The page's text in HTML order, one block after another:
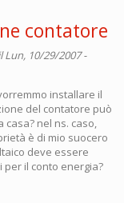
contatore
Lun, 10/29/2007 -
installare il
del contatore può
nel ns. caso,
è di mio suocero
deve essere
per il conto energia?